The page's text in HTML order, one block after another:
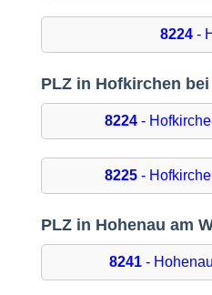
8224-
PLZ in Hofkirchen
8224-
8225-
PLZ in Hohenau am
8241 -